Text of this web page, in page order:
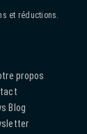
et réductions.
propos
Blog